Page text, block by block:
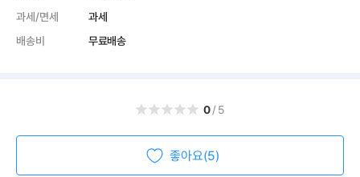
과세/면세
과세
배송비
무료배송
0/5
좋아요(5)